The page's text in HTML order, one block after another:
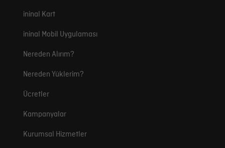
ininal Kart
ininal Mobil Uygulaması
Nereden Alırım?
Nereden Yüklerim?
Ücretler
Kampanyalar
Kurumsal Hizmetler